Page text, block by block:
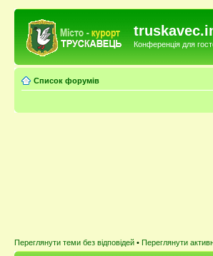
Конференція для
Список форумів
Переглянути теми без відповідей • Переглянути